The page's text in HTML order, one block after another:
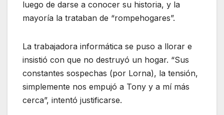
luego de darse a conocer su historia, y la
mayoría la trataban de “rompehogares”.
La trabajadora informática se puso a llorar e
insistió con que no destruyó un hogar. “Sus
constantes sospechas (por Lorna), la tensión,
simplemente nos empujó a Tony y a mí más
cerca”, intentó justificarse.